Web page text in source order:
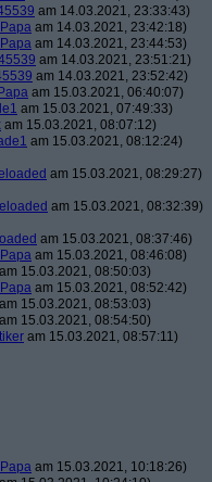
am 14.03.2021, 23:33:43)
am 14.03.2021, 23:42:18)
am 14.03.2021, 23:44:53)
am 14.03.2021, 23:51:21)
am 14.03.2021, 23:52:42)
am 15.03.2021, 06:40:07)
am 15.03.2021, 07:49:33)
am 15.03.2021, 08:07:12)
am 15.03.2021, 08:12:24)
am 15.03.2021, 08:29:27)
am 15.03.2021, 08:32:39)
am 15.03.2021, 08:37:46)
am 15.03.2021, 08:46:08)
am 15.03.2021, 08:50:03)
am 15.03.2021, 08:52:42)
am 15.03.2021, 08:53:03)
am 15.03.2021, 08:54:50)
am 15.03.2021, 08:57:11)
am 15.03.2021, 10:18:26)